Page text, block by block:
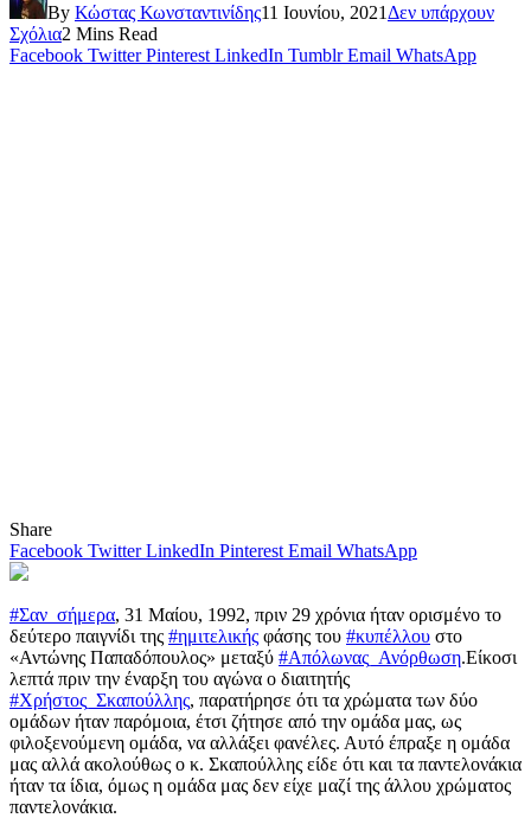
By Κώστας Κωνσταντινίδης11 Ιουνίου, 2021 Δεν υπάρχουν
Σχόλια2 Mins Read
Facebook Twitter Pinterest LinkedIn Tumblr Email WhatsApp
Share
Facebook Twitter LinkedIn Pinterest Email WhatsApp
#Σαν_σήμερα, 31 Μαίου, 1992, πριν 29 χρόνια ήταν ορισμένο το
δεύτερο παιγνίδι της #ημιτελικής φάσης του #κυπέλλου στο
«Αντώνης Παπαδόπουλος» μεταξύ #Απόλωνας_Ανόρθωση.Είκοσι
λεπτά πριν την έναρξη του αγώνα ο διαιτητής
#Χρήστος_Σκαπούλλης, παρατήρησε ότι τα χρώματα των δύο
ομάδων ήταν παρόμοια, έτσι ζήτησε από την ομάδα μας, ως
φιλοξενούμενη ομάδα, να αλλάξει φανέλες. Αυτό έπραξε η ομάδα
μας αλλά ακολούθως ο κ. Σκαπούλλης είδε ότι και τα παντελονάκια
ήταν τα ίδια, όμως η ομάδα μας δεν είχε μαζί της άλλου χρώματος
παντελονάκια.